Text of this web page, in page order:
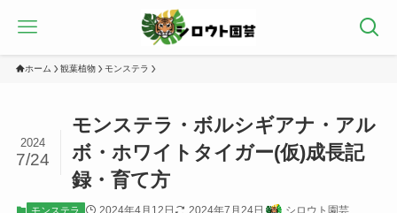
ホーム 観葉植物 モンステラ
モンステラ・ボルシギアナ・アル
ボ・ホワイトタイガー(仮)成長記
録・育て方
2024
7/24
モンステラ 2024年4月12日 2024年7月24日 シロウト園芸